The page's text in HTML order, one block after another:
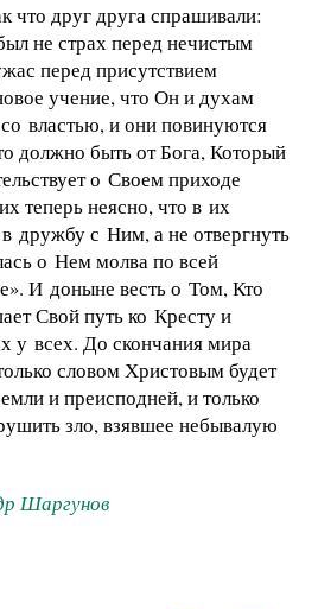
что друг друга спрашивали:
не страх перед нечистым
перед присутствием
учение, что Он и духам
властью, и они повинуются
должно быть от Бога, Который
о Своем приходе
теперь неясно, что в их
дружбу с Ним, а не отвергнуть
о Нем молва по всей
И доныне весть о Том, Кто
Свой путь ко Кресту и
у всех. До скончания мира
словом Христовым будет
и преисподней, и только
зло, взявшее небывалую
Шаргунов